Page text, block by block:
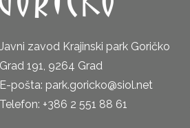
Javni zavod Krajinski park Goričko
Grad 191, 9264 Grad
E-pošta: park.goricko@siol.net
Telefon: +386 2 551 88 61